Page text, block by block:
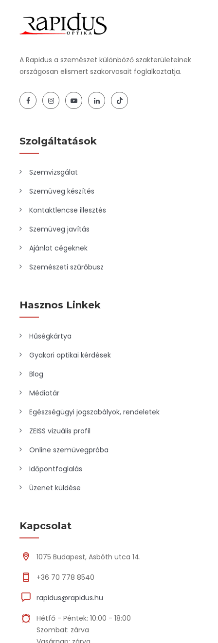
A Rapidus a szemészet különböző szakterületeinek
országosan elismert szakorvosait foglalkoztatja.
Szolgáltatások
Szemvizsgálat
Szemüveg készítés
Kontaktlencse illesztés
Szemüveg javítás
Ajánlat cégeknek
Szemészeti szűrőbusz
Hasznos Linkek
Hűségkártya
Gyakori optikai kérdések
Blog
Médiatár
Egészségügyi jogszabályok, rendeletek
ZEISS vizuális profil
Online szemüvegpróba
Időpontfoglalás
Üzenet küldése
Kapcsolat
1075 Budapest, Asbóth utca 14.
+36 70 778 8540
rapidus@rapidus.hu
Hétfő - Péntek: 10:00 - 18:00
Szombat: zárva